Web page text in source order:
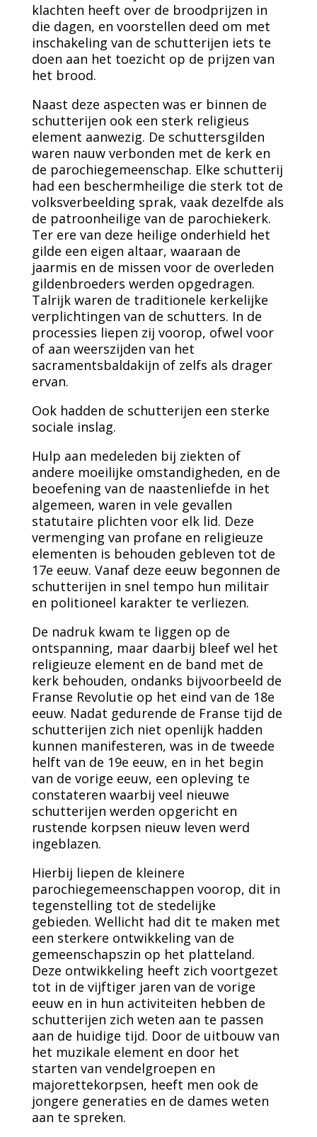
klachten heeft over de broodprijzen in
die dagen, en voorstellen deed om met
inschakeling van de schutterijen iets te
doen aan het toezicht op de prijzen van
het brood.
Naast deze aspecten was er binnen de
schutterijen ook een sterk religieus
element aanwezig. De schuttersgilden
waren nauw verbonden met de kerk en
de parochiegemeenschap. Elke schutterij
had een beschermheilige die sterk tot de
volksverbeelding sprak, vaak dezelfde als
de patroonheilige van de parochiekerk.
Ter ere van deze heilige onderhield het
gilde een eigen altaar, waaraan de
jaarmis en de missen voor de overleden
gildenbroeders werden opgedragen.
Talrijk waren de traditionele kerkelijke
verplichtingen van de schutters. In de
processies liepen zij voorop, ofwel voor
of aan weerszijden van het
sacramentsbaldakijn of zelfs als drager
ervan.
Ook hadden de schutterijen een sterke
sociale inslag.
Hulp aan medeleden bij ziekten of
andere moeilijke omstandigheden, en de
beoefening van de naastenliefde in het
algemeen, waren in vele gevallen
statutaire plichten voor elk lid. Deze
vermenging van profane en religieuze
elementen is behouden gebleven tot de
17e eeuw. Vanaf deze eeuw begonnen de
schutterijen in snel tempo hun militair
en politioneel karakter te verliezen.
De nadruk kwam te liggen op de
ontspanning, maar daarbij bleef wel het
religieuze element en de band met de
kerk behouden, ondanks bijvoorbeeld de
Franse Revolutie op het eind van de 18e
eeuw. Nadat gedurende de Franse tijd de
schutterijen zich niet openlijk hadden
kunnen manifesteren, was in de tweede
helft van de 19e eeuw, en in het begin
van de vorige eeuw, een opleving te
constateren waarbij veel nieuwe
schutterijen werden opgericht en
rustende korpsen nieuw leven werd
ingeblazen.
Hierbij liepen de kleinere
parochiegemeenschappen voorop, dit in
tegenstelling tot de stedelijke
gebieden. Wellicht had dit te maken met
een sterkere ontwikkeling van de
gemeenschapszin op het platteland.
Deze ontwikkeling heeft zich voortgezet
tot in de vijftiger jaren van de vorige
eeuw en in hun activiteiten hebben de
schutterijen zich weten aan te passen
aan de huidige tijd. Door de uitbouw van
het muzikale element en door het
starten van vendelgroepen en
majorettekorpsen, heeft men ook de
jongere generaties en de dames weten
aan te spreken.